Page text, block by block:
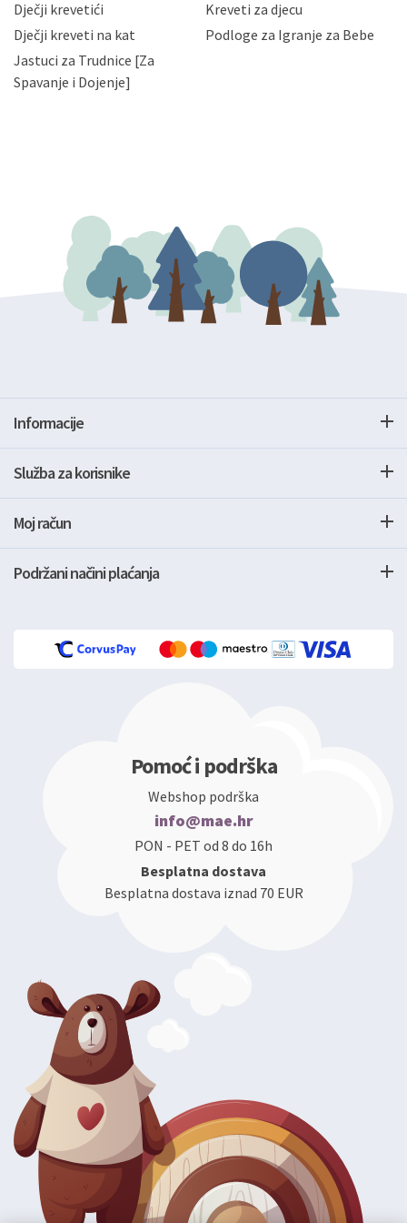
da možete u svako doba, u potpunosti ili djelomice,
zatražiti prestanak aktivnosti obrade Vaših osobnih
podataka. Opoziv privole možete podnijeti poštom na
gore navedenu adresu ili e-mailom na adresu:
Dječji krevetići
Kreveti za djecu
Dječji kreveti na kat
Podloge za Igranje za Bebe
Jastuci za Trudnice [Za
Spavanje i Dojenje]
Informacije
Služba za korisnike
Moj račun
Podržani načini plaćanja
Pomoć i podrška
Webshop podrška
info@mae.hr
PON - PET od 8 do 16h
Besplatna dostava
Besplatna dostava iznad 70 EUR